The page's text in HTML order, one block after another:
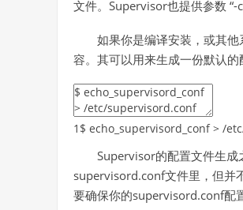
文件。Supervisor也提供参数 “-
如果你是编译安装，或其
容。其可以用来生成一份默认的
1 $ echo_supervisord_conf > /etc
Supervisor的配置文件生成
supervisord.conf文件里，但并
要确保你的supervisord.conf配